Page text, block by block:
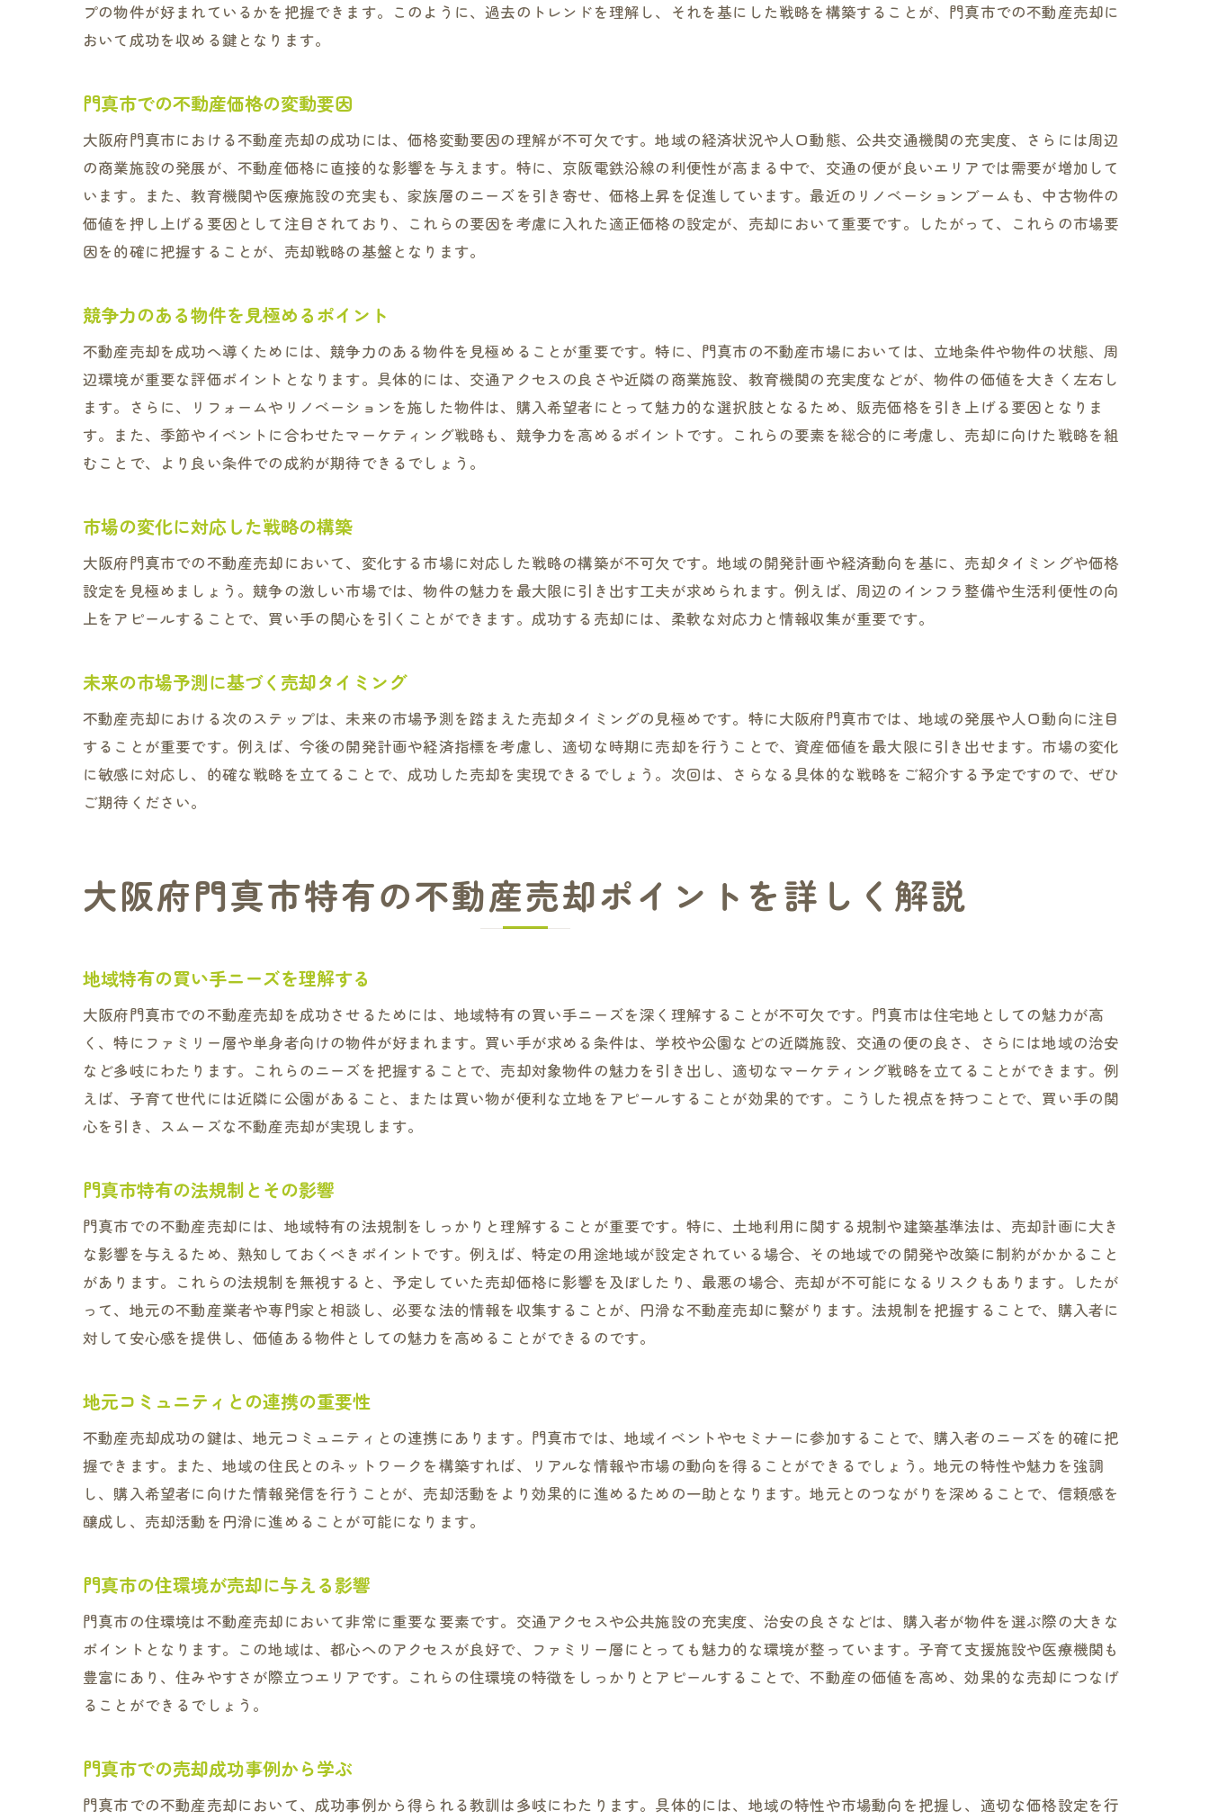
成功者の体験談から学ぶ売却のコツ
交渉術で価格を最大化する戦略
売却時のタイミングを見極める方法
適正価格設定の重要性と方法
財産価値を守るための注意事項
専門家ネットワークの活用法
売却時に必要な書類とその準備
門真市不動産市場での交渉ポイント
現地調査で得られる貴重な情報
ターゲット層を意識したマーケティング
門真市の売却事例から学ぶ成功法
競争で優位に立つための差別化戦略
門真市の不動産市場特性を理解し売却の不安を払拭しよう
門真市不動産市場の特性を解説
市場の変化に対応する柔軟なアプローチ
プロフェッショナルの支援を頼る方法
専門知識で不動産売却を成功に導く門真市の効果的な方法
自己評価を高めるための知識の習得
技術的な知識で交渉を有利に進める
最新情報を活用した売却戦略
プの物件が好まれているかを把握できます。このように、過去のトレンドを理解し、それを基にした戦略を構築することが、門真市での不動産売却に
おいて成功を収める鍵となります。
門真市での不動産価格の変動要因
大阪府門真市における不動産売却の成功には、価格変動要因の理解が不可欠です。地域の経済状況や人口動態、公共交通機関の充実度、さらには周辺
の商業施設の発展が、不動産価格に直接的な影響を与えます。特に、京阪電鉄沿線の利便性が高まる中で、交通の便が良いエリアでは需要が増加して
います。また、教育機関や医療施設の充実も、家族層のニーズを引き寄せ、価格上昇を促進しています。最近のリノベーションブームも、中古物件の
価値を押し上げる要因として注目されており、これらの要因を考慮に入れた適正価格の設定が、売却において重要です。したがって、これらの市場要
因を的確に把握することが、売却戦略の基盤となります。
競争力のある物件を見極めるポイント
不動産売却を成功へ導くためには、競争力のある物件を見極めることが重要です。特に、門真市の不動産市場においては、立地条件や物件の状態、周
辺環境が重要な評価ポイントとなります。具体的には、交通アクセスの良さや近隣の商業施設、教育機関の充実度などが、物件の価値を大きく左右し
ます。さらに、リフォームやリノベーションを施した物件は、購入希望者にとって魅力的な選択肢となるため、販売価格を引き上げる要因となりま
す。また、季節やイベントに合わせたマーケティング戦略も、競争力を高めるポイントです。これらの要素を総合的に考慮し、売却に向けた戦略を組
むことで、より良い条件での成約が期待できるでしょう。
市場の変化に対応した戦略の構築
大阪府門真市での不動産売却において、変化する市場に対応した戦略の構築が不可欠です。地域の開発計画や経済動向を基に、売却タイミングや価格
設定を見極めましょう。競争の激しい市場では、物件の魅力を最大限に引き出す工夫が求められます。例えば、周辺のインフラ整備や生活利便性の向
上をアピールすることで、買い手の関心を引くことができます。成功する売却には、柔軟な対応力と情報収集が重要です。
未来の市場予測に基づく売却タイミング
不動産売却における次のステップは、未来の市場予測を踏まえた売却タイミングの見極めです。特に大阪府門真市では、地域の発展や人口動向に注目
することが重要です。例えば、今後の開発計画や経済指標を考慮し、適切な時期に売却を行うことで、資産価値を最大限に引き出せます。市場の変化
に敏感に対応し、的確な戦略を立てることで、成功した売却を実現できるでしょう。次回は、さらなる具体的な戦略をご紹介する予定ですので、ぜひ
ご期待ください。
大阪府門真市特有の不動産売却ポイントを詳しく解説
地域特有の買い手ニーズを理解する
大阪府門真市での不動産売却を成功させるためには、地域特有の買い手ニーズを深く理解することが不可欠です。門真市は住宅地としての魅力が高
く、特にファミリー層や単身者向けの物件が好まれます。買い手が求める条件は、学校や公園などの近隣施設、交通の便の良さ、さらには地域の治安
など多岐にわたります。これらのニーズを把握することで、売却対象物件の魅力を引き出し、適切なマーケティング戦略を立てることができます。例
えば、子育て世代には近隣に公園があること、または買い物が便利な立地をアピールすることが効果的です。こうした視点を持つことで、買い手の関
心を引き、スムーズな不動産売却が実現します。
門真市特有の法規制とその影響
門真市での不動産売却には、地域特有の法規制をしっかりと理解することが重要です。特に、土地利用に関する規制や建築基準法は、売却計画に大き
な影響を与えるため、熟知しておくべきポイントです。例えば、特定の用途地域が設定されている場合、その地域での開発や改築に制約がかかること
があります。これらの法規制を無視すると、予定していた売却価格に影響を及ぼしたり、最悪の場合、売却が不可能になるリスクもあります。したが
って、地元の不動産業者や専門家と相談し、必要な法的情報を収集することが、円滑な不動産売却に繋がります。法規制を把握することで、購入者に
対して安心感を提供し、価値ある物件としての魅力を高めることができるのです。
地元コミュニティとの連携の重要性
不動産売却成功の鍵は、地元コミュニティとの連携にあります。門真市では、地域イベントやセミナーに参加することで、購入者のニーズを的確に把
握できます。また、地域の住民とのネットワークを構築すれば、リアルな情報や市場の動向を得ることができるでしょう。地元の特性や魅力を強調
し、購入希望者に向けた情報発信を行うことが、売却活動をより効果的に進めるための一助となります。地元とのつながりを深めることで、信頼感を
醸成し、売却活動を円滑に進めることが可能になります。
門真市の住環境が売却に与える影響
門真市の住環境は不動産売却において非常に重要な要素です。交通アクセスや公共施設の充実度、治安の良さなどは、購入者が物件を選ぶ際の大きな
ポイントとなります。この地域は、都心へのアクセスが良好で、ファミリー層にとっても魅力的な環境が整っています。子育て支援施設や医療機関も
豊富にあり、住みやすさが際立つエリアです。これらの住環境の特徴をしっかりとアピールすることで、不動産の価値を高め、効果的な売却につなげ
ることができるでしょう。
門真市での売却成功事例から学ぶ
門真市での不動産売却において、成功事例から得られる教訓は多岐にわたります。具体的には、地域の特性や市場動向を把握し、適切な価格設定を行